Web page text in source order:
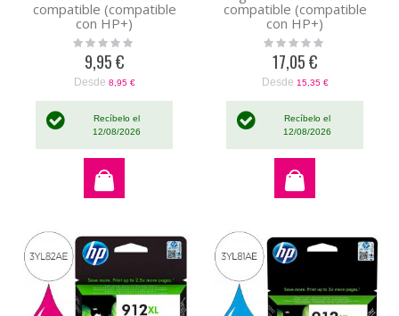
compatible (compatible
con HP+)
Rating:
9,95 €
Desde 8,95 €
Recíbelo el
12/08/2026
compatible (compatible
con HP+)
Rating:
17,05 €
Desde 15,35 €
Recíbelo el
12/08/2026